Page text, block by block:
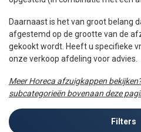
Daarnaast is het van groot belang
afgestemd op de grootte van de
gekookt wordt. Heeft u specifieke
onze verkoop afdeling voor advies.
Meer Horeca afzuigkappen
subcategorieën bovenaan deze
Filters